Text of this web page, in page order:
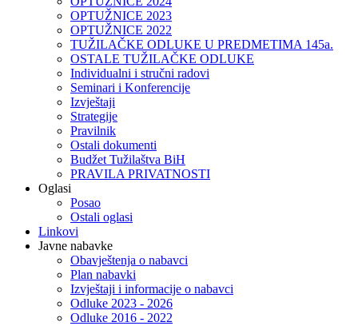
OPTUŽNICE 2023
OPTUŽNICE 2022
TUŽILAČKE ODLUKE U PREDMETIMA 145a.
OSTALE TUŽILAČKE ODLUKE
Individualni i stručni radovi
Seminari i Konferencije
Izvještaji
Strategije
Pravilnik
Ostali dokumenti
Budžet Tužilaštva BiH
PRAVILA PRIVATNOSTI
Oglasi
Posao
Ostali oglasi
Linkovi
Javne nabavke
Obavještenja o nabavci
Plan nabavki
Izvještaji i informacije o nabavci
Odluke 2023 - 2026
Odluke 2016 - 2022